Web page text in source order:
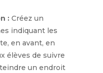
:Créez un
indiquant les
en avant, en
élèves de suivre
un endroit